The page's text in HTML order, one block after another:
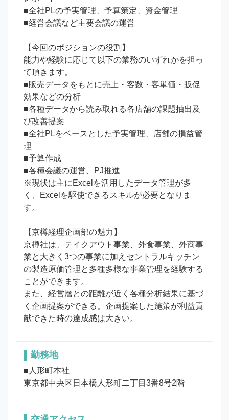
■全社PLの予実管理、予算策定、資金管理
■経営会議など主要会議の運営
【今回のポジションの役割】
能力や経験に応じて以下の業務のいずれかを担っ
て頂きます。
■販売データをもとに売上・客数・客単価・販促
効果などの分析
■各種データから読み取れる各店舗の課題抽出及
び改善提案
■全社PLをベースとした予実管理、店舗の損益管
理
■予算作成
■各種会議の運営、PJ推進
※現状は主にExcelを活用したデータ管理が多
く、Excelを駆使できるスキルが必要となりま
す。
【京樽経理企画部の魅力】
京樽社は、テイクアウト事業、外食事業、外商事
業と大きく3つの事業に加えセントラルキッチン
の製造原価管理と多種多様な事業管理を経験する
ことができます。
また、経営層との距離が近く各種分析結果に基づ
く企画提案ができる。企画提案した施策が利益貢
献できた時の達成感は大きい。
勤務地
■人形町本社
東京都中央区日本橋人形町二丁目3番8号2階